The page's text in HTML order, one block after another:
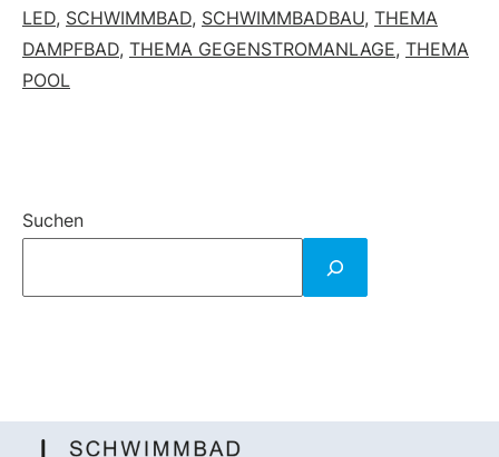
LED, SCHWIMMBAD, SCHWIMMBADBAU, THEMA
DAMPFBAD, THEMA GEGENSTROMANLAGE, THEMA
POOL
Suchen